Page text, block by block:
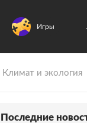
Игры
Климат и экология
Последние